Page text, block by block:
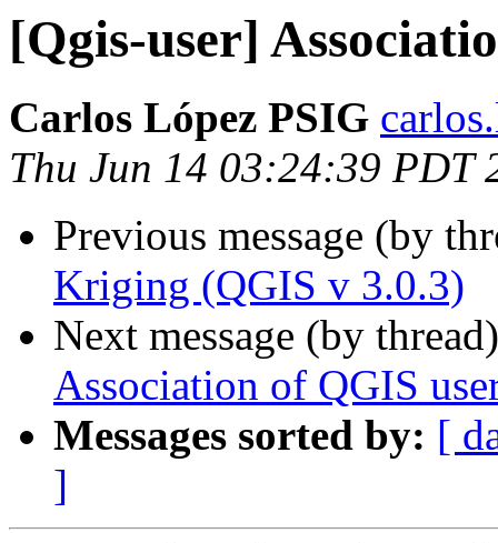
[Qgis-user]
Carlos López PSIG
Thu Jun 14 03:24:39 PDT
Previous message (by
Kriging (QGIS v 3.0.3)
Next message (by
Association of QGIS
Messages sorted by: [
]